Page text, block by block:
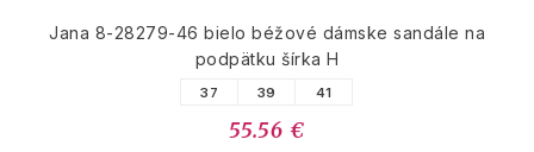
Jana 8-28279-46 bielo béžové dámske sandále na
podpätku šírka H
37 39 41
55.56 €